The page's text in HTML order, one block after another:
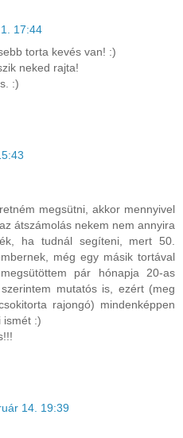
17:44
torta kevés van! :)
neked rajta!
:)
megsütni, akkor mennyivel
átszámolás nekem nem annyira
ha tudnál segíteni, mert 50.
még egy másik tortával
pár hónapja 20-as
mutatós is, ezért (meg
rajongó) mindenképpen
ismét :)
14. 19:39